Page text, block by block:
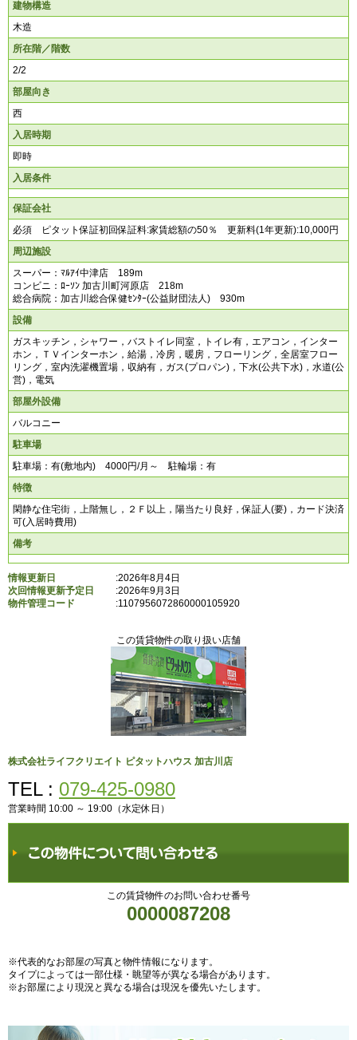
建物構造
木造
所在階／階数
2/2
部屋向き
西
入居時期
即時
入居条件
保証会社
必須 ピタット保証初回保証料:家賃総額の50％ 更新料(1年更新):10,000円
周辺施設
スーパー：ﾏﾙｱｲ中津店 189m
コンビニ：ﾛｰｿﾝ 加古川町河原店 218m
総合病院：加古川総合保健ｾﾝﾀｰ(公益財団法人) 930m
設備
ガスキッチン，シャワー，バストイレ同室，トイレ有，エアコン，インター
ホン，ＴＶインターホン，給湯，冷房，暖房，フローリング，全居室フロー
リング，室内洗濯機置場，収納有，ガス(プロパン)，下水(公共下水)，水道(公
営)，電気
部屋外設備
バルコニー
駐車場
駐車場：有(敷地内) 4000円/月～ 駐輪場：有
特徴
閑静な住宅街，上階無し，２Ｆ以上，陽当たり良好，保証人(要)，カード決済
可(入居時費用)
備考
情報更新日
:2026年8月4日
次回情報更新予定日
:2026年9月3日
物件管理コード
:1107956072860000105920
この賃貸物件の取り扱い店舗
株式会社ライフクリエイト ピタットハウス 加古川店
TEL : 079-425-0980
営業時間 10:00 ～ 19:00（水定休日）
この賃貸物件のお問い合わせ番号
0000087208
※代表的なお部屋の写真と物件情報になります。
タイプによっては一部仕様・眺望等が異なる場合があります。
※お部屋により現況と異なる場合は現況を優先いたします。